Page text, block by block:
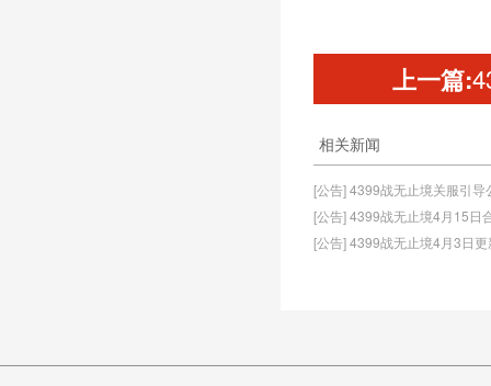
上一篇:
相关新闻
[公告] 4399战无止境关服引导
[公告] 4399战无止境4月15日
[公告] 4399战无止境4月3日